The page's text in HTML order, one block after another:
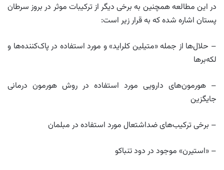
در این مطالعه همچنین به برخی دیگر از ترکیبات موثر در بروز سرطان‌
پستان اشاره شده که به قرار زیر است:
– حلال‌ها از جمله «متیلین کلراید» و مورد استفاده در پاک‌کننده‌ها و
لکه‌برها
– هورمون‌های دارویی مورد استفاده در روش هورمون درمانی
جایگزین
– برخی ترکیب‌های ضداشتعال مورد استفاده در مبلمان
– «استیرن» موجود در دود تنباکو